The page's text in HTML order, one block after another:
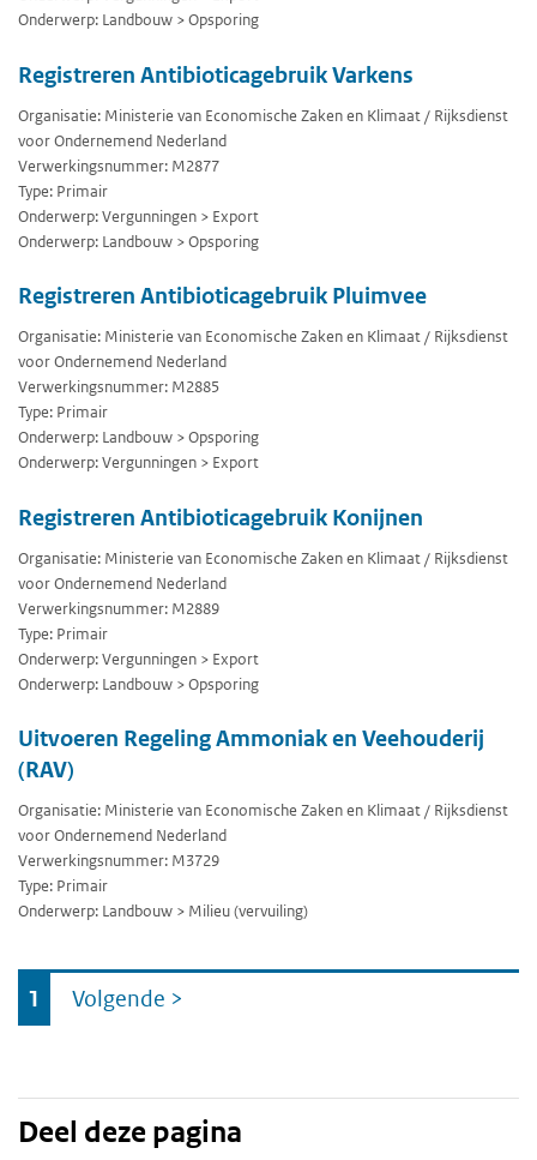
Onderwerp: Landbouw > Opsporing
Registreren Antibioticagebruik Varkens
Organisatie: Ministerie van Economische Zaken en Klimaat / Rijksdienst
voor Ondernemend Nederland
Verwerkingsnummer: M2877
Type: Primair
Onderwerp: Vergunningen > Export
Onderwerp: Landbouw > Opsporing
Registreren Antibioticagebruik Pluimvee
Organisatie: Ministerie van Economische Zaken en Klimaat / Rijksdienst
voor Ondernemend Nederland
Verwerkingsnummer: M2885
Type: Primair
Onderwerp: Landbouw > Opsporing
Onderwerp: Vergunningen > Export
Registreren Antibioticagebruik Konijnen
Organisatie: Ministerie van Economische Zaken en Klimaat / Rijksdienst
voor Ondernemend Nederland
Verwerkingsnummer: M2889
Type: Primair
Onderwerp: Vergunningen > Export
Onderwerp: Landbouw > Opsporing
Uitvoeren Regeling Ammoniak en Veehouderij
(RAV)
Organisatie: Ministerie van Economische Zaken en Klimaat / Rijksdienst
voor Ondernemend Nederland
Verwerkingsnummer: M3729
Type: Primair
Onderwerp: Landbouw > Milieu (vervuiling)
naar
1 Volgende >
Deel deze pagina